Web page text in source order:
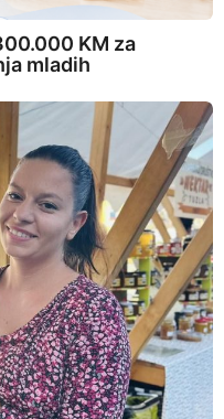
KM za
mladih